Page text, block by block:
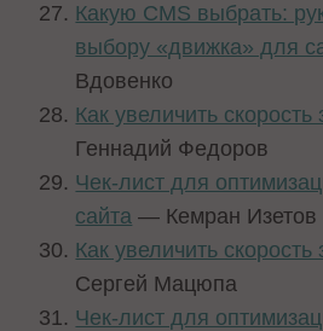
Какую CMS выбрать:
выбору «движка» для
Вдовенко
Как увеличить скорость
Геннадий Федоров
Чек-лист для
сайта — Кемран Изетов
Как увеличить скорость
Сергей Мацюпа
Чек-лист для